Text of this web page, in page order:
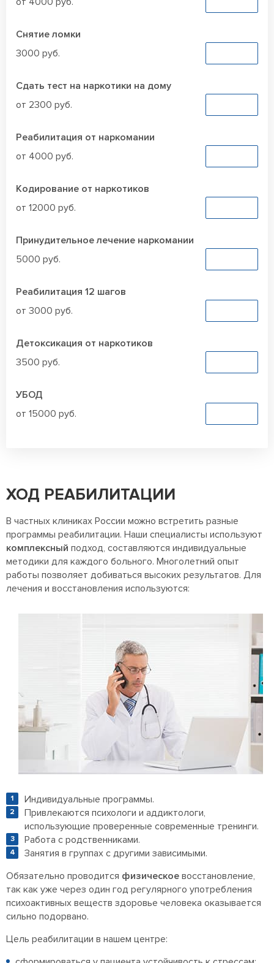
Снятие ломки
3000 руб.
Сдать тест на наркотики на дому
от 2300 руб.
Реабилитация от наркомании
от 4000 руб.
Кодирование от наркотиков
от 12000 руб.
Принудительное лечение наркомании
5000 руб.
Реабилитация 12 шагов
от 3000 руб.
Детоксикация от наркотиков
3500 руб.
УБОД
от 15000 руб.
ХОД РЕАБИЛИТАЦИИ
В частных клиниках России можно встретить разные
программы реабилитации. Наши специалисты используют
комплексный подход, составляются индивидуальные
методики для каждого больного. Многолетний опыт
работы позволяет добиваться высоких результатов. Для
лечения и восстановления используются:
Индивидуальные программы.
Привлекаются психологи и аддиктологи,
использующие проверенные современные тренинги.
Работа с родственниками.
Занятия в группах с другими зависимыми.
Обязательно проводится физическое восстановление,
так как уже через один год регулярного употребления
психоактивных веществ здоровье человека оказывается
сильно подорвано.
Цель реабилитации в нашем центре: